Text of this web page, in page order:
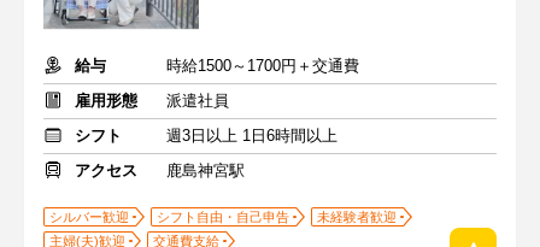
給与
時給1500～1700円＋交通費
雇用形態
派遣社員
シフト
週3日以上 1日6時間以上
アクセス
鹿島神宮駅
シルバー歓迎 シフト自由・自己申告
未経験者歓迎
主婦(夫)歓迎
交通費支給